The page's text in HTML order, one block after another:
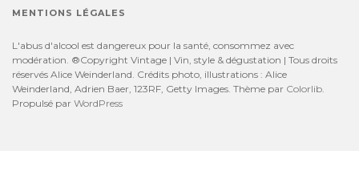
MENTIONS LÉGALES
L'abus d'alcool est dangereux pour la santé, consommez avec
modération. ®Copyright Vintage | Vin, style & dégustation | Tous droits
réservés Alice Weinderland. Crédits photo, illustrations : Alice
Weinderland, Adrien Baer, 123RF, Getty Images. Thème par Colorlib
Propulsé par WordPress